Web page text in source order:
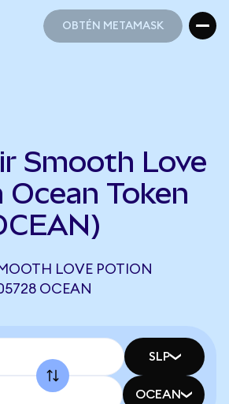
OBTÉN METAMASK
Smooth Love
Ocean Token
LOVE POTION
OCEAN
SLP
OCEAN